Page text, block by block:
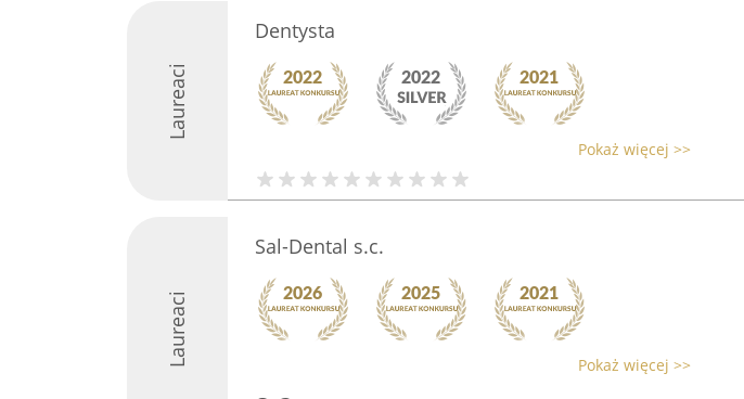
Laureaci
Dentysta
Pokaż więcej >>
Laureaci
Sal-Dental s.c.
Pokaż więcej >>